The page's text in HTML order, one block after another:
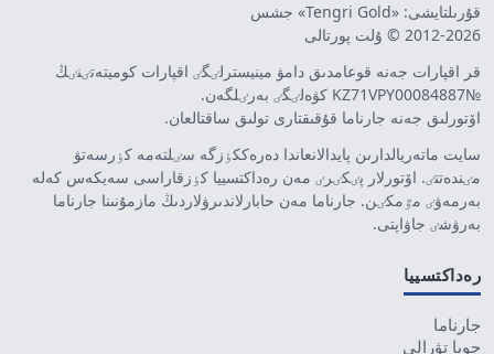
قۇرىلتايشى: «Tengri Gold» جشس
2012-2026 © ۇلت پورتالى
قر اقپارات جەنە قوعامدىق دامۋ مينيسترلٸگٸ اقپارات كوميتەتٸنٸڭ
№KZ71VPY00084887 كۋەلٸگٸ بەرٸلگەن.
اۆتورلىق جەنە جارناما قۇقىقتارى تولىق ساقتالعان.
سايت ماتەريالدارىن پايدالانعاندا دەرەككٶزگە سٸلتەمە كٶرسەتۋ
مٸندەتتٸ. اۆتورلار پٸكٸرٸ مەن رەداكتسييا كٶزقاراسى سەيكەس كەلە
بەرمەۋٸ مٷمكٸن. جارناما مەن حابارلاندىرۋلاردىڭ مازمۇنىنا جارناما
بەرۋشٸ جاۋاپتى.
رەداكتسييا
جارناما
جوبا تۋرالى